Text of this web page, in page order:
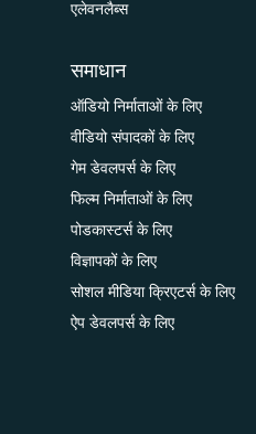
एलेवनलैब्स
समाधान
ऑडियो निर्माताओं के लिए
वीडियो संपादकों के लिए
गेम डेवलपर्स के लिए
फिल्म निर्माताओं के लिए
पोडकास्टर्स के लिए
विज्ञापकों के लिए
सोशल मीडिया क्रिएटर्स के लिए
ऐप डेवलपर्स के लिए